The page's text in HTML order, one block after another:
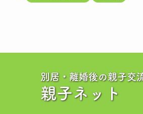
別居・離婚後の親子交
親子ネット